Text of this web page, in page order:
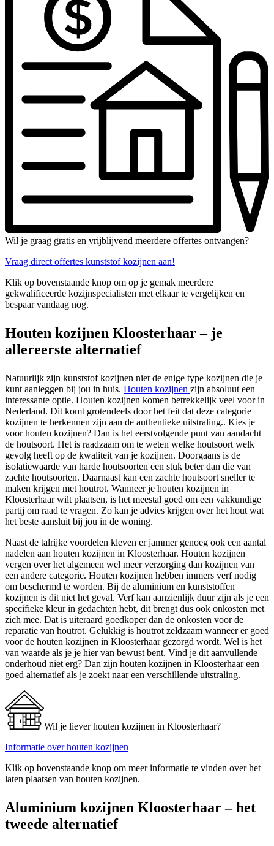
Wil je graag gratis en vrijblijvend meerdere offertes ontvangen?
Vraag direct offertes kunststof kozijnen aan!
Klik op bovenstaande knop om op je gemak meerdere
gekwalificeerde kozijnspecialisten met elkaar te vergelijken en
bespaar vandaag nog.
Houten kozijnen Kloosterhaar – je
allereerste alternatief
Natuurlijk zijn kunststof kozijnen niet de enige type kozijnen die je
kunt aanleggen bij jou in huis. Houten kozijnen zijn absoluut een
interessante optie. Houten kozijnen komen betrekkelijk veel voor in
Nederland. Dit komt grotendeels door het feit dat deze categorie
kozijnen te herkennen zijn aan de authentieke uitstraling.. Kies je
voor houten kozijnen? Dan is het eerstvolgende punt van aandacht
de houtsoort. Het is raadzaam om te weten welke houtsoort welk
gevolg heeft op de kwaliteit van je kozijnen. Doorgaans is de
isolatiewaarde van harde houtsoorten een stuk beter dan die van
zachte houtsoorten. Daarnaast kan een zachte houtsoort sneller te
maken krijgen met houtrot. Wanneer je houten kozijnen in
Kloosterhaar wilt plaatsen, is het meestal goed om een vakkundige
partij om raad te vragen. Zo kan je advies krijgen over het hout wat
het beste aansluit bij jou in de woning.
Naast de talrijke voordelen kleven er jammer genoeg ook een aantal
nadelen aan houten kozijnen in Kloosterhaar. Houten kozijnen
vergen over het algemeen wel meer verzorging dan kozijnen van
een andere categorie. Houten kozijnen hebben immers verf nodig
om beschermd te worden. Bij de aluminium en kunststoffen
kozijnen is dit niet het geval. Verf kan aanzienlijk duur zijn als je een
specifieke kleur in gedachten hebt, dit brengt dus ook onkosten met
zich mee. Dat is uiteraard goedkoper dan de onkosten voor de
reparatie van houtrot. Gelukkig is houtrot zeldzaam wanneer er goed
voor de houten kozijnen in Kloosterhaar gezorgd wordt. Wel is het
van waarde als je je hier van bewust bent. Vind je dit aanvullende
onderhoud niet erg? Dan zijn houten kozijnen in Kloosterhaar een
goed alternatief als je zoekt naar een verschillende uitstraling.
Wil je liever houten kozijnen in Kloosterhaar?
Informatie over houten kozijnen
Klik op bovenstaande knop om meer informatie te vinden over het
laten plaatsen van houten kozijnen.
Aluminium kozijnen Kloosterhaar – het
tweede alternatief